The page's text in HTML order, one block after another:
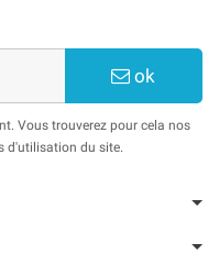
ok
Vous trouverez pour cela nos
d'utilisation du site.